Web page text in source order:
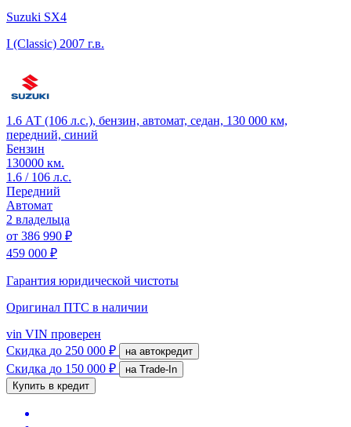
Suzuki SX4
I (Classic) 2007 г.в.
1.6 АТ (106 л.с.), бензин, автомат, седан, 130 000 км,
передний, синий
Бензин
130000 км.
1.6 / 106 л.с.
Передний
Автомат
2 владельца
от 386 990 ₽
459 000 ₽
Гарантия юридической чистоты
Оригинал ПТС в наличии
vin VIN проверен
Скидка до 250 000 ₽ на автокредит
Скидка до 150 000 ₽
на Trade-In
Купить в кредит